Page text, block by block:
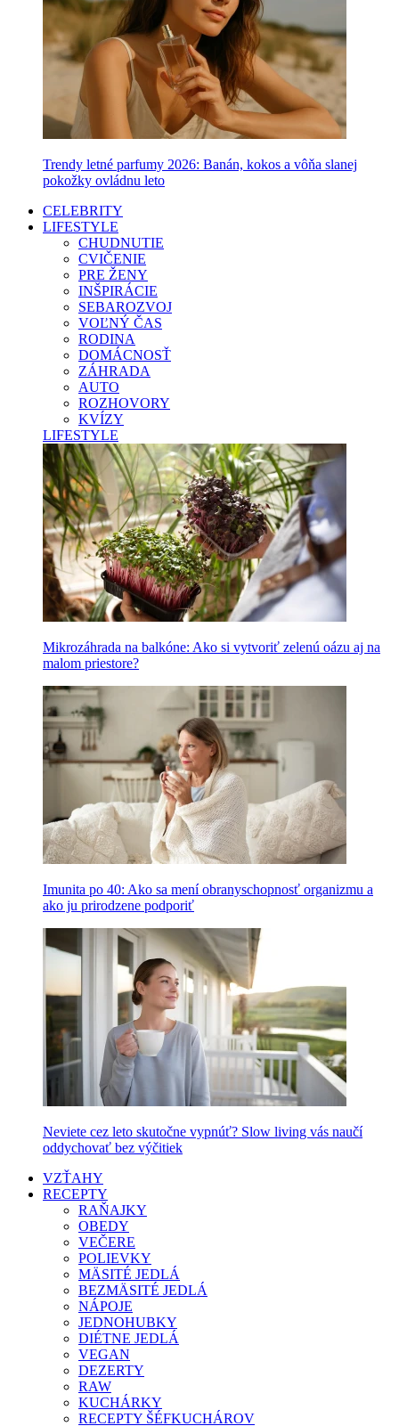
Trendy letné parfumy 2026: Banán, kokos a vôňa slanej
pokožky ovládnu leto
CELEBRITY
LIFESTYLE
CHUDNUTIE
CVIČENIE
PRE ŽENY
INŠPIRÁCIE
SEBAROZVOJ
VOĽNÝ ČAS
RODINA
DOMÁCNOSŤ
ZÁHRADA
AUTO
ROZHOVORY
KVÍZY
LIFESTYLE
Mikrozáhrada na balkóne: Ako si vytvoriť zelenú oázu aj na
malom priestore?
Imunita po 40: Ako sa mení obranyschopnosť organizmu a
ako ju prirodzene podporiť
Neviete cez leto skutočne vypnúť? Slow living vás naučí
oddychovať bez výčitiek
VZŤAHY
RECEPTY
RAŇAJKY
OBEDY
VEČERE
POLIEVKY
MÄSITÉ JEDLÁ
BEZMÄSITÉ JEDLÁ
NÁPOJE
JEDNOHUBKY
DIÉTNE JEDLÁ
VEGAN
DEZERTY
RAW
KUCHÁRKY
RECEPTY ŠÉFKUCHÁROV